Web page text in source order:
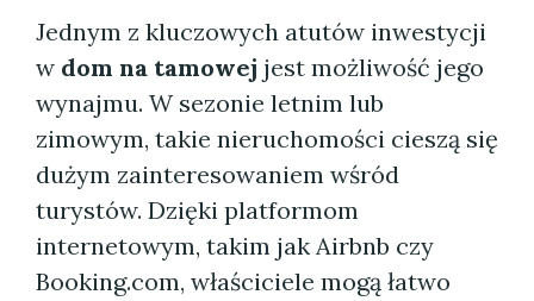
Jednym z kluczowych atutów inwestycji
w dom na tamowej jest możliwość jego
wynajmu. W sezonie letnim lub
zimowym, takie nieruchomości cieszą się
dużym zainteresowaniem wśród
turystów. Dzięki platformom
internetowym, takim jak Airbnb czy
Booking.com, właściciele mogą łatwo